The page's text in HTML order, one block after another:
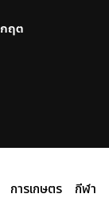
ฤต
การเกษตร กีฬา